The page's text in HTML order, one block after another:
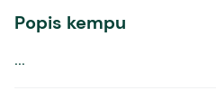
Popis kempu
...